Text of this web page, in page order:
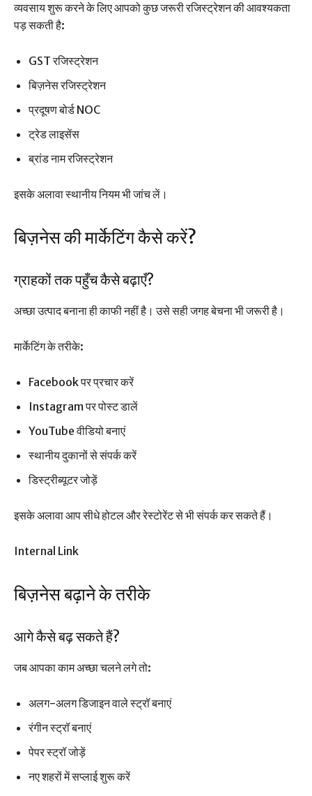
व्यवसाय शुरू करने के लिए आपको कुछ जरूरी रजिस्ट्रेशन की आवश्यकता
पड़ सकती है:
GST रजिस्ट्रेशन
बिज़नेस रजिस्ट्रेशन
प्रदूषण बोर्ड NOC
ट्रेड लाइसेंस
ब्रांड नाम रजिस्ट्रेशन
इसके अलावा स्थानीय नियम भी जांच लें।
बिज़नेस की मार्केटिंग कैसे करें?
ग्राहकों तक पहुँच कैसे बढ़ाएँ?
अच्छा उत्पाद बनाना ही काफी नहीं है। उसे सही जगह बेचना भी जरूरी है।
मार्केटिंग के तरीके:
Facebook पर प्रचार करें
Instagram पर पोस्ट डालें
YouTube वीडियो बनाएं
स्थानीय दुकानों से संपर्क करें
डिस्ट्रीब्यूटर जोड़ें
इसके अलावा आप सीधे होटल और रेस्टोरेंट से भी संपर्क कर सकते हैं।
Internal Link
बिज़नेस बढ़ाने के तरीके
आगे कैसे बढ़ सकते हैं?
जब आपका काम अच्छा चलने लगे तो:
अलग-अलग डिजाइन वाले स्ट्रॉ बनाएं
रंगीन स्ट्रॉ बनाएं
पेपर स्ट्रॉ जोड़ें
नए शहरों में सप्लाई शुरू करें